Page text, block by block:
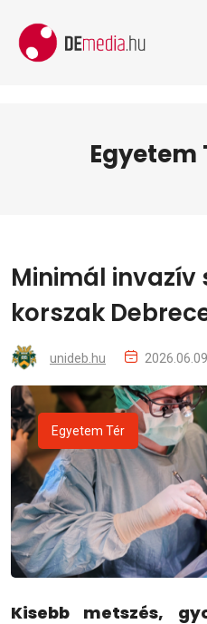
Egyetem
Minimál invazív
korszak
unideb.hu 2026.06.09.
Egyetem Tér
Kisebb metszés,